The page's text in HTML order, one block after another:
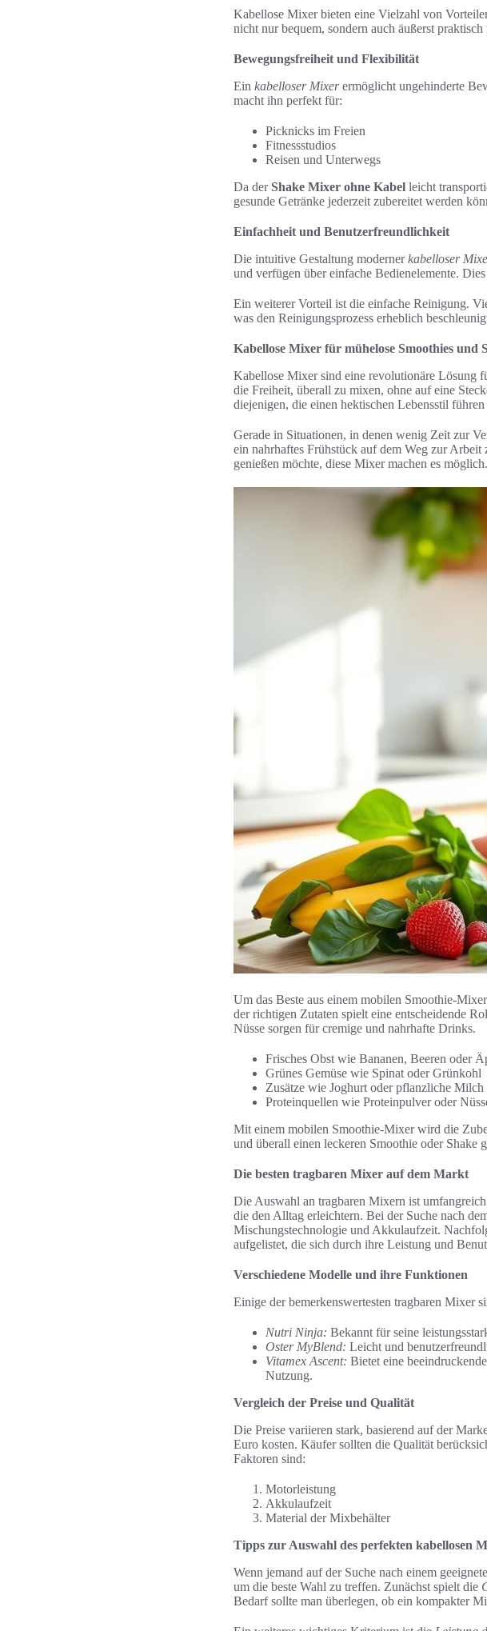
Kabellose Mixer bieten eine Vielzahl von
nicht nur bequem, sondern auch äußerst
Bewegungsfreiheit und Flexibilität
Ein kabelloser Mixerermöglicht ungehinderte
macht ihn perfekt für:
Picknicks im Freien
Fitnessstudios
Reisen und Unterwegs
Da derShake Mixer ohne Kabel leicht
gesunde Getränke jederzeit zubereitet werden
Einfachheit und Benutzerfreundlichkeit
Die intuitive Gestaltung modernerkabelloser
und verfügen über einfache Bedienelemente.
Ein weiterer Vorteil ist die einfache Reinigung.
was den Reinigungsprozess erheblich
Kabellose Mixer für mühelose Smoothies und
Kabellose Mixer sind eine revolutionäre Lösung
die Freiheit, überall zu mixen, ohne auf eine
diejenigen, die einen hektischen Lebensstil
Gerade in Situationen, in denen wenig Zeit zur
ein nahrhaftes Frühstück auf dem Weg zur
genießen möchte, diese Mixer machen es möglich.
Um das Beste aus einem mobilen Smoothie-
der richtigen Zutaten spielt eine entscheidende
Nüsse sorgen für cremige und nahrhafte Drinks.
Frisches Obst wie Bananen, Beeren oder
Grünes Gemüse wie Spinat oder Grünkohl
Zusätze wie Joghurt oder pflanzliche
Proteinquellen wie Proteinpulver oder
Mit einem mobilen Smoothie-Mixer wird die
und überall einen leckeren Smoothie oder Shake
Die besten tragbaren Mixer auf dem Markt
Die Auswahl an tragbaren Mixern ist
die den Alltag erleichtern. Bei der Suche nach
Mischungstechnologie und Akkulaufzeit.
aufgelistet, die sich durch ihre Leistung und
Verschiedene Modelle und ihre Funktionen
Einige der bemerkenswertesten tragbaren Mixer
Nutri Ninja: Bekannt für seine
Oster MyBlend: Leicht und
Vitamex Ascent: Bietet eine
Nutzung.
Vergleich der Preise und Qualität
Die Preise variieren stark, basierend auf der
Euro kosten. Käufer sollten die Qualität
Faktoren sind:
Motorleistung
Akkulaufzeit
Material der Mixbehälter
Tipps zur Auswahl des perfekten kabellosen
Wenn jemand auf der Suche nach einem
um die beste Wahl zu treffen. Zunächst spielt die
Bedarf sollte man überlegen, ob ein kompakter